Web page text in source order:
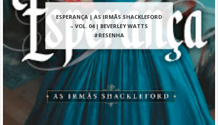
ESPERANÇA | AS IRMÃS SHACKLEFORD
– VOL. 04 | BEVERLEY WATTS
#RESENHA